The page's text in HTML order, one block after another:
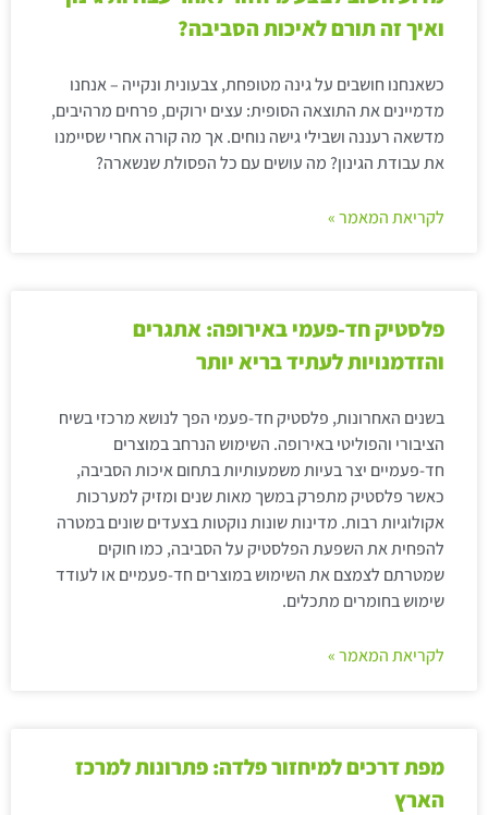
ואיך זה תורם לאיכות הסביבה?
כשאנחנו חושבים על גינה מטופחת, צבעונית ונקייה – אנחנו
מדמיינים את התוצאה הסופית: עצים ירוקים, פרחים מרהיבים,
מדשאה רעננה ושבילי גישה נוחים. אך מה קורה אחרי שסיימנו
את עבודת הגינון? מה עושים עם כל הפסולת שנשארה?
לקריאת המאמר »
פלסטיק חד-פעמי באירופה: אתגרים
והזדמנויות לעתיד בריא יותר
בשנים האחרונות, פלסטיק חד-פעמי הפך לנושא מרכזי בשיח
הציבורי והפוליטי באירופה. השימוש הנרחב במוצרים
חד-פעמיים יצר בעיות משמעותיות בתחום איכות הסביבה,
כאשר פלסטיק מתפרק במשך מאות שנים ומזיק למערכות
אקולוגיות רבות. מדינות שונות נוקטות בצעדים שונים במטרה
להפחית את השפעת הפלסטיק על הסביבה, כמו חוקים
שמטרתם לצמצם את השימוש במוצרים חד-פעמיים או לעודד
שימוש בחומרים מתכלים.
לקריאת המאמר »
מפת דרכים למיחזור פלדה: פתרונות למרכז
הארץ